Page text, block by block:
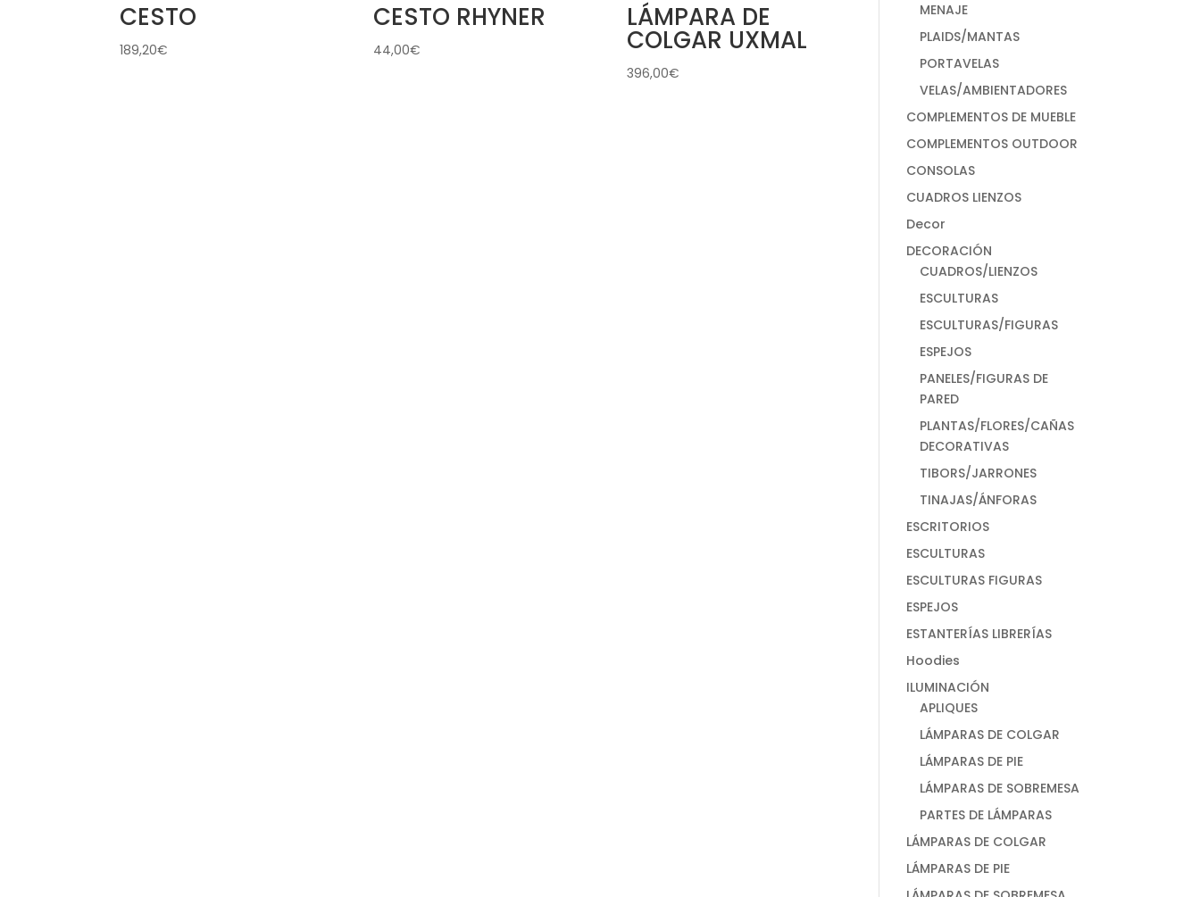
CESTO
189,20€
CESTO RHYNER
44,00€
LÁMPARA DE
COLGAR UXMAL
396,00€
MENAJE
PLAIDS/MANTAS
PORTAVELAS
VELAS/AMBIENTADORES
COMPLEMENTOS DE MUEBLE
COMPLEMENTOS OUTDOOR
CONSOLAS
CUADROS LIENZOS
Decor
DECORACIÓN
CUADROS/LIENZOS
ESCULTURAS
ESCULTURAS/FIGURAS
ESPEJOS
PANELES/FIGURAS DE
PARED
PLANTAS/FLORES/CAÑAS
DECORATIVAS
TIBORS/JARRONES
TINAJAS/ÁNFORAS
ESCRITORIOS
ESCULTURAS
ESCULTURAS FIGURAS
ESPEJOS
ESTANTERÍAS LIBRERÍAS
Hoodies
ILUMINACIÓN
APLIQUES
LÁMPARAS DE COLGAR
LÁMPARAS DE PIE
LÁMPARAS DE SOBREMESA
PARTES DE LÁMPARAS
LÁMPARAS DE COLGAR
LÁMPARAS DE PIE